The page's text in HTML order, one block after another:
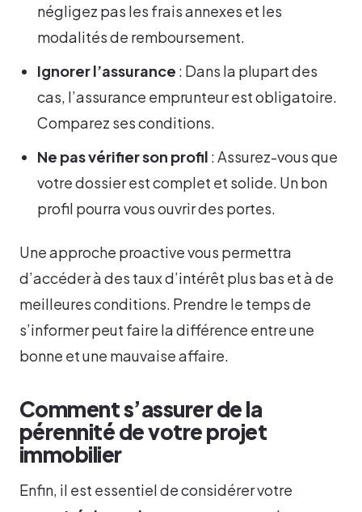
négligez pas les frais annexes et les
modalités de remboursement.
Ignorer l’assurance : Dans la plupart des
cas, l’assurance emprunteur est obligatoire.
Comparez ses conditions.
Ne pas vérifier son profil : Assurez-vous que
votre dossier est complet et solide. Un bon
profil pourra vous ouvrir des portes.
Une approche proactive vous permettra
d’accéder à des taux d’intérêt plus bas et à de
meilleures conditions. Prendre le temps de
s’informer peut faire la différence entre une
bonne et une mauvaise affaire.
Comment s’assurer de la
pérennité de votre projet
immobilier
Enfin, il est essentiel de considérer votre